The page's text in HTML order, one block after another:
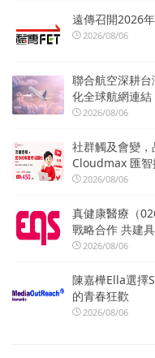
遠傳召開2026
2026/08/06
聯合航空深耕
化全球航網連結
2026/08/06
社群觸及會變，
Cloudmax 匯
2026/08/06
真健康醫療（
戰略合作 共建
2026/08/06
陳嘉樺Ella選擇
的青春狂歡
2026/08/06